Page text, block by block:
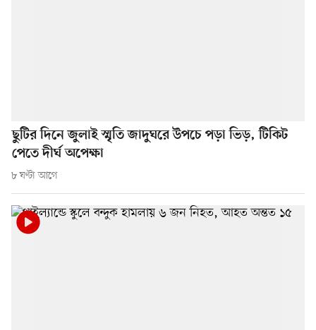
ছুটির দিনে জুলাই স্মৃতি জাদুঘরে উপচে পড়া ভিড়, টিকিট
পেতে দীর্ঘ অপেক্ষা
৮ ঘণ্টা আগে